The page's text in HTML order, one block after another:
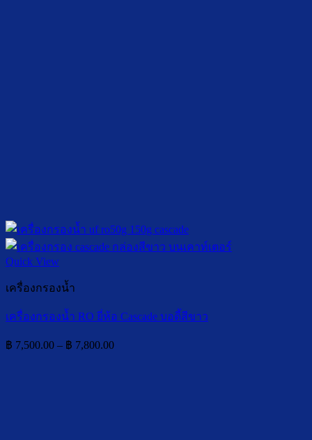
Quick View
เครื่องกรองน้ำ
เครื่องกรองน้ำ RO ยี่ห้อ Cascade บอดี้สีขาว
฿ 7,500.00 – ฿ 7,800.00Price